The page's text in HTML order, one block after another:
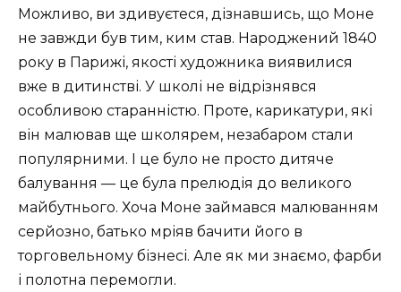
Можливо, ви здивуєтеся, дізнавшись, що Моне
не завжди був тим, ким став. Народжений 1840
року в Парижі, якості художника виявилися
вже в дитинстві. У школі не відрізнявся
особливою старанністю. Проте, карикатури, які
він малював ще школярем, незабаром стали
популярними. І це було не просто дитяче
балування — це була прелюдія до великого
майбутнього. Хоча Моне займався малюванням
серйозно, батько мріяв бачити його в
торговельному бізнесі. Але як ми знаємо, фарби
і полотна перемогли.